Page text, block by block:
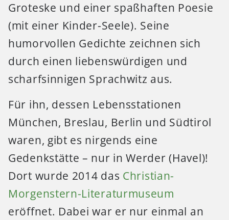
Groteske und einer spaßhaften Poesie
(mit einer Kinder-Seele). Seine
humorvollen Gedichte zeichnen sich
durch einen liebenswürdigen und
scharfsinnigen Sprachwitz aus.
Für ihn, dessen Lebensstationen
München, Breslau, Berlin und Südtirol
waren, gibt es nirgends eine
Gedenkstätte – nur in Werder (Havel)!
Dort wurde 2014 das Christian-
Morgenstern-Literaturmuseum
eröffnet. Dabei war er nur einmal an